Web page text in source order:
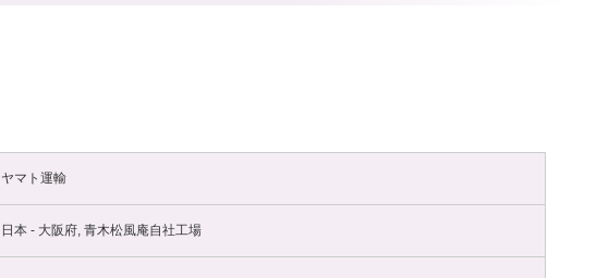
ヤマト運輸
日本 - 大阪府, 青木松風庵自社工場